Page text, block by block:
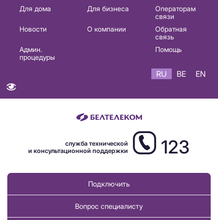
Основная
навигация
Для дома Для бизнеса
Операторам
связи
Новости
О компании
Обратная
связь
Админ.
процедуры
Помощь
RU BE EN
служба технической
и консультационной поддержки
123
Подключить
Вопрос специалисту